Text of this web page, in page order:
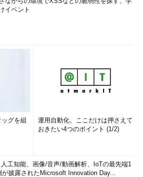
イベント
グを組
運用自動化、ここだけは押さえて
おきたい4つのポイント (1/2)
工知能、画像/音声/動画解析、IoTの最先端1
が披露されたMicrosoft Innovation Day...